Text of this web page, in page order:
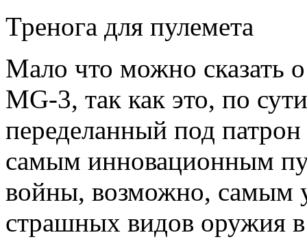
Тренога для пулемета
Мало что можно сказать
MG-3, так как это, по
переделанный под
самым инновационным
войны, возможно, самым
страшных видов оружия